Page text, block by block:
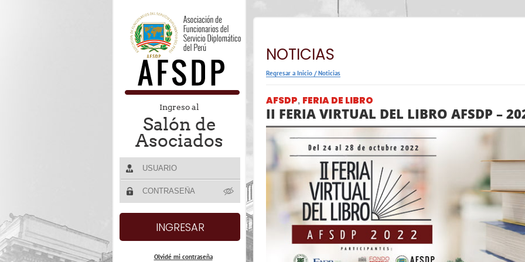
Ingreso al
Salón de
Asociados
Olvidé mi contraseña
NOTICIAS
Regresar a Inicio /Noticias
AFSDP, FERIA DE LIBRO
II FERIA VIRTUAL DEL LIBRO AFSDP –